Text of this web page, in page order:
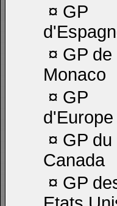
¤ GP
¤ GP de
Monaco
¤ GP
d'Europe
¤ GP du
Canada
¤ GP